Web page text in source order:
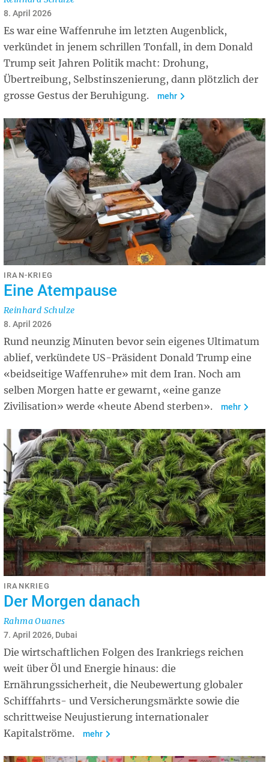
8. April 2026
Es war eine Waffenruhe im letzten Augenblick,
verkündet in jenem schrillen Tonfall, in dem Donald
Trump seit Jahren Politik macht: Drohung,
Übertreibung, Selbstinszenierung, dann plötzlich der
grosse Gestus der Beruhigung.
mehr
IRAN-KRIEG
Eine Atempause
Reinhard Schulze
8. April 2026
Rund neunzig Minuten bevor sein eigenes Ultimatum
ablief, verkündete US-Präsident Donald Trump eine
«beidseitige Waffenruhe» mit dem Iran. Noch am
selben Morgen hatte er gewarnt, «eine ganze
Zivilisation» werde «heute Abend sterben».
mehr
IRANKRIEG
Der Morgen danach
Rahma Ouanes
7. April 2026, Dubai
Die wirtschaftlichen Folgen des Irankriegs reichen
weit über Öl und Energie hinaus: die
Ernährungssicherheit, die Neubewertung globaler
Schifffahrts- und Versicherungsmärkte sowie die
schrittweise Neujustierung internationaler
Kapitalströme.
mehr